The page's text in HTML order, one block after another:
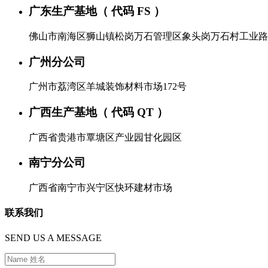
广东生产基地（ 代码 FS ）
佛山市南海区狮山镇松岗万石管理区象头岗万石村工业
广州分公司
广州市荔湾区羊城装饰材料市场172号
广西生产基地（ 代码 QT ）
广西省贵港市覃塘区产业园甘化园区
南宁分公司
广西省南宁市兴宁区快环建材市场
联系我们
SEND US A MESSAGE